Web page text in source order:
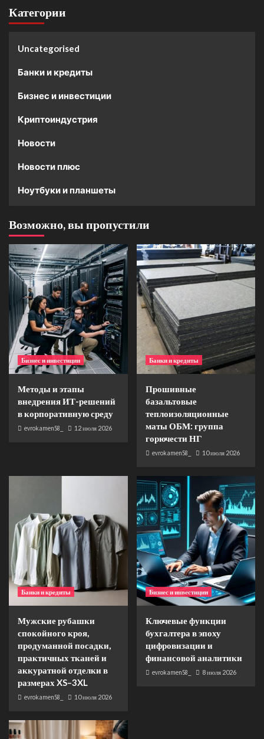
Категории
Uncategorised
Банки и кредиты
Бизнес и инвестиции
Криптоиндустрия
Новости
Новости плюс
Ноутбуки и планшеты
Возможно, вы пропустили
Бизнес и инвестиции
Методы и этапы
внедрения ИТ-решений
в корпоративную среду
evrokamen58_ 12 июля 2026
Банки и кредиты
Прошивные
базальтовые
теплоизоляционные
маты ОБМ: группа
горючести НГ
evrokamen58_ 10 июля 2026
Банки и кредиты
Мужские рубашки
спокойного кроя,
продуманной посадки,
практичных тканей и
аккуратной отделки в
размерах XS–3XL
evrokamen58_ 10 июля 2026
Бизнес и инвестиции
Ключевые функции
бухгалтера в эпоху
цифровизации и
финансовой аналитики
evrokamen58_ 8 июля 2026